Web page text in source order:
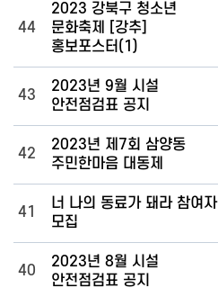
44
2023 강북구 청소년
문화축제 [강추]
홍보포스터(1)
43
2023년 9월 시설
안전점검표 공지
42
2023년 제7회 삼양동
주민한마음 대동제
41
너 나의 동료가 돼라 참여자
모집
40
2023년 8월 시설
안전점검표 공지